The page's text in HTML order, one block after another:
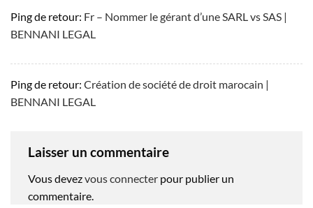
Ping de retour: Fr – Nommer le gérant d’une SARL vs SAS |
BENNANI LEGAL
Ping de retour: Création de société de droit marocain |
BENNANI LEGAL
Laisser un commentaire
Vous devezvous connecter pour publier un
commentaire.